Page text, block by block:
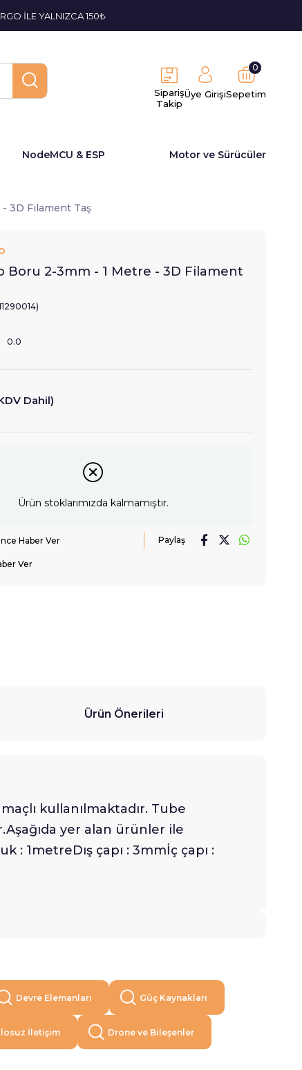
İLE YALNIZCA 150₺
Sipariş
Takip
Üye GirişiSepetim
0
NodeMCU & ESP Motor ve Sürücüler
3D Filament Taş
Boru 2-3mm - 1 Metre - 3D Filament
0.0
Dahil)
Ürün stoklarımızda kalmamıştır.
Haber Ver
Ver
Paylaş
Ürün Önerileri
kullanılmaktadır. Tube
yer alan ürünler ile
1metreDış çapı : 3mmİç çapı :
Devre Elemanları Güç Kaynakları
İletişim Drone ve Bileşenler